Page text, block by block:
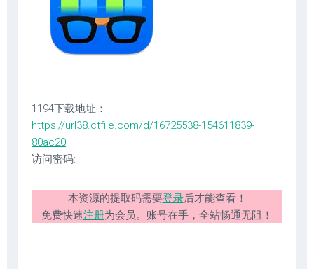
1194下载地址：
https://url38.ctfile.com/d/16725538-154611839-
80ac20
访问密码:
本资源的提取码需要登录后才能查看！
免费快速注册为会员。账号在手，全站畅通无阻！